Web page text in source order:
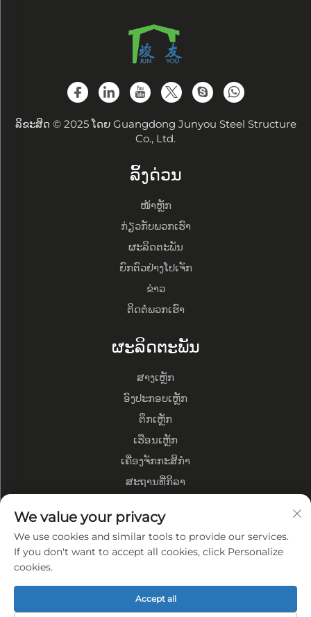
ລິຂະສິດ © 2025 ໂດຍ Guangdong Junyou Steel Structure
Co., Ltd.
ລິ້ງດ່ວນ
ໜ້າຫຼັກ
ກ່ຽວກັບພວກເຮົາ
ຜະລິດຕະພັນ
ຍົກຕົວຢ່າງໂປເຈັກ
ຂ່າວ
ຕິດຕໍ່ພວກເຮົາ
ຜະລິດຕະພັນ
ສາງເຫຼັກ
ອົງປະກອບເຫຼັກ
ຕຶກເຫຼັກ
ເຮືອນເຫຼັກ
ເຄື່ອງຈັກກະສິກຳ
ສະຖານທີ່ກິລາ
ກ່ຽວກັບບໍລິສັດ
ໂປີໄຟວ່າທ່ຽງບໍລິສັດ
ນະໂຍບາຍຄວາມເປັນສ່ວນຕົວ
We value your privacy
We use cookies and similar tools to provide our services.
If you don't want to accept all cookies, click Personalize
cookies.
Accept all